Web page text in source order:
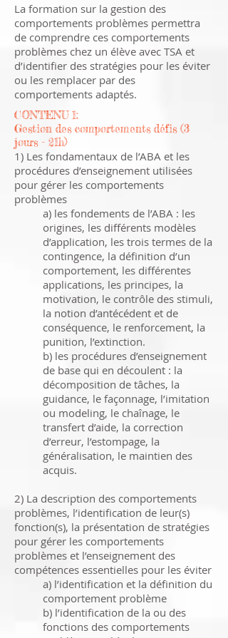
La formation sur la gestion des
comportements problèmes permettra
de comprendre ces comportements
problèmes chez un élève avec TSA et
d’identifier des stratégies pour les éviter
ou les remplacer par des
comportements adaptés.
CONTENU 1:
Gestion des comportements défis (3
jours - 21h)
1) Les fondamentaux de l’ABA et les
procédures d’enseignement utilisées
pour gérer les comportements
problèmes
a) les fondements de l’ABA : les
origines, les différents modèles
d’application, les trois termes de la
contingence, la définition d’un
comportement, les différentes
applications, les principes, la
motivation, le contrôle des stimuli,
la notion d’antécédent et de
conséquence, le renforcement, la
punition, l’extinction.
b) les procédures d’enseignement
de base qui en découlent : la
décomposition de tâches, la
guidance, le façonnage, l’imitation
ou modeling, le chaînage, le
transfert d’aide, la correction
d’erreur, l’estompage, la
généralisation, le maintien des
acquis.
2) La description des comportements
problèmes, l’identification de leur(s)
fonction(s), la présentation de stratégies
pour gérer les comportements
problèmes et l’enseignement des
compétences essentielles pour les éviter
a) l’identification et la définition du
comportement problème
b) l’identification de la ou des
fonctions des comportements